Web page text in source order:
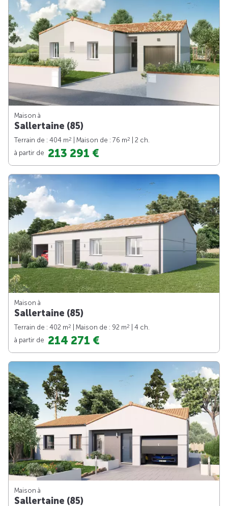
Maison à
Sallertaine (85)
Terrain de : 404 m2 | Maison de : 76 m2
| 2 ch.
à partir de 213 291 €
Maison à
Sallertaine (85)
Terrain de : 402 m2 | Maison de : 92 m2
| 4 ch.
à partir de 214 271 €
Maison à
Sallertaine (85)